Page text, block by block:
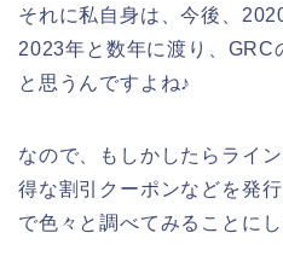
それに私自身は、今後、
2023年と数年に渡り、GRC
と思うんですよね♪
なので、もしかしたらライ
得な割引クーポンなどを発
で色々と調べてみることにし